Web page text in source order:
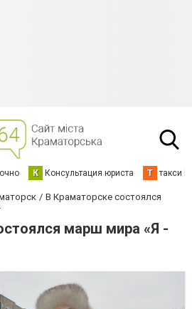
К Консультация юриста Т такси
В Краматорске состоялся
марш мира «Я -